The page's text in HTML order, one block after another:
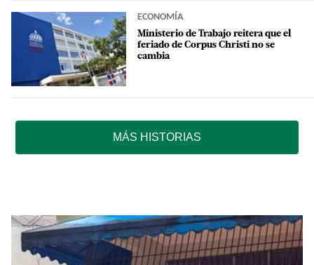
ECONOMÍA
Ministerio de Trabajo reitera que el
feriado de Corpus Christi no se
cambia
MÁS HISTORIAS